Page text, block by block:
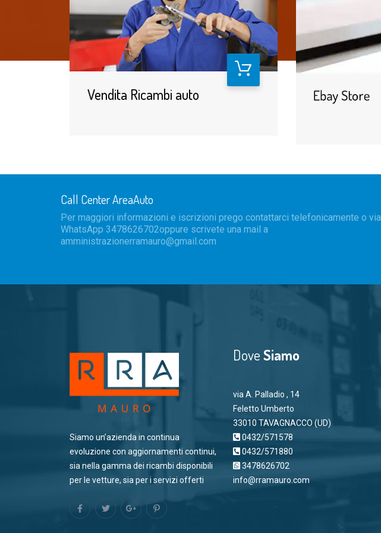
Vendita Ricambi auto
Call Center AreaAuto
Per maggiori informazioni e iscrizioni prego contattarci telefonicamente o via
WhatsApp 3478626702oppure scrivete una mail a
amministrazionerramauro@gmail.com
Siamo un’azienda in continua
evoluzione con aggiornamenti continui,
sia nella gamma dei ricambi disponibili
per le vetture, sia per i servizi offerti
DoveSiamo
via A. Palladio , 14
Feletto Umberto
33010 TAVAGNACCO (UD)
0432/571578
0432/571880
3478626702
info@rramauro.com